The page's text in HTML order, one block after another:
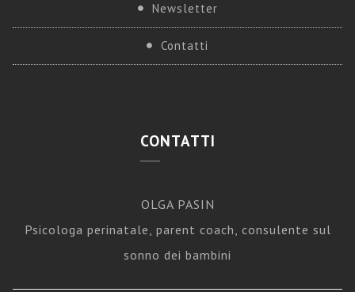
Newsletter
Contatti
CONTATTI
OLGA PASIN
Psicologa perinatale, parent coach, consulente sul
sonno dei bambini